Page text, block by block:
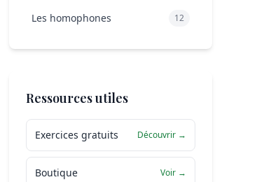
Les homophones 12
Ressources utiles
Exercices gratuits Découvrir →
Boutique Voir →